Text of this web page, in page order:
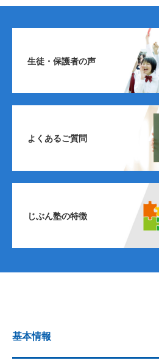
生徒・保護者の声
よくあるご質問
じぶん塾の特徴
基本情報